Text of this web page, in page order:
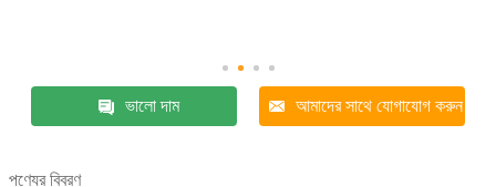
ভালো দাম আমাদের সাথে যোগাযোগ করুন
পণ্যের বিবরণ